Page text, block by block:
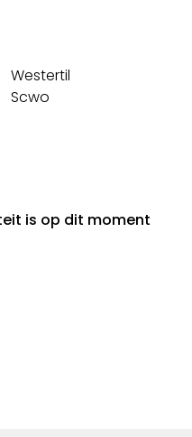
Scwo
is op dit moment